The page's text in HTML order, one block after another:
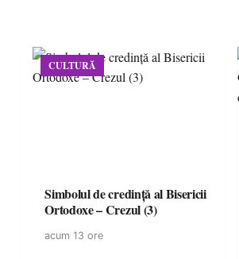
CULTURĂ
Simbolul de credinţă al Bisericii
Ortodoxe – Crezul (3)
acum 13 ore